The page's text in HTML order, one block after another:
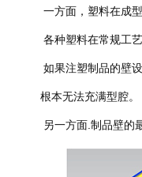
一方面，塑料在成
各种塑料在常规工
如果注塑制品的壁
根本无法充满型腔。
另一方面.制品壁的